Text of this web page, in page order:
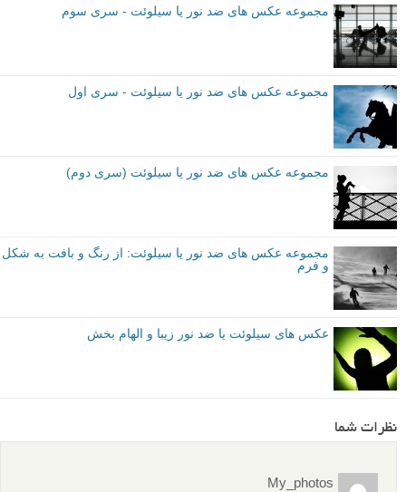
مجموعه عکس های ضد نور یا سیلوئت - سری سوم
مجموعه عکس های ضد نور یا سیلوئت - سری اول
مجموعه عکس های ضد نور یا سیلوئت (سری دوم)
مجموعه عکس های ضد نور یا سیلوئت: از رنگ و بافت به شکل
و فرم
عکس های سیلوئت یا ضد نور زیبا و الهام بخش
نظرات شما
My_photos